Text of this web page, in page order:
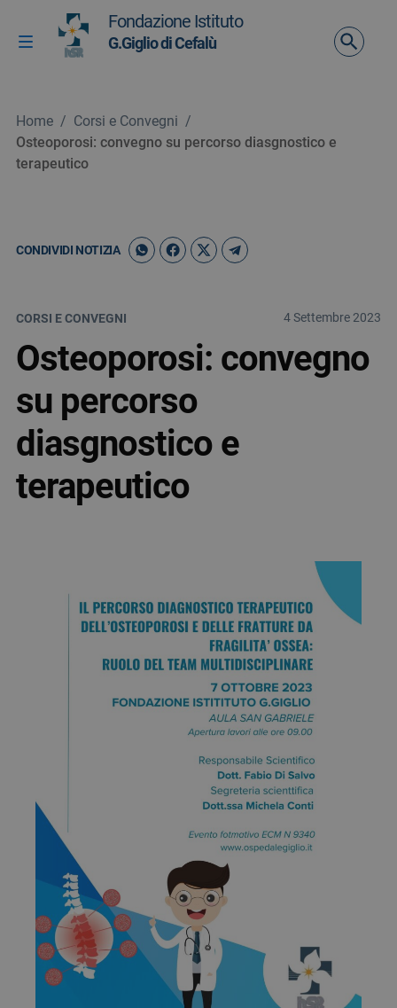
Vai ai contenuti
Vai al menu di navigazione
Vai al footer
Attiva / disattiva la navigazione
Fondazione Istituto
G.Giglio di Cefalù
Home / Corsi e Convegni /
Osteoporosi: convegno su percorso diasgnostico e
terapeutico
CONDIVIDI NOTIZIA
CORSI E CONVEGNI 4 Settembre 2023
Osteoporosi: convegno
su percorso
diasgnostico e
terapeutico